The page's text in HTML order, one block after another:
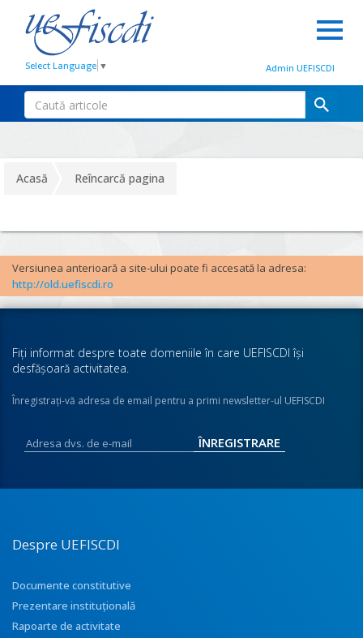
Select Language ▼ Admin UEFISCDI
Acasă Reîncarcă pagina
Versiunea anterioară a site-ului poate fi accesată la adresa:
http://old.uefiscdi.ro
Fiţi informat despre toate domeniile în care UEFISCDI îşi
desfăşoară activitatea.
Înregistraţi-vă adresa de email pentru a primi newsletter-ul UEFISCDI
Despre UEFISCDI
Documente constitutive
Prezentare instituţională
Rapoarte de activitate